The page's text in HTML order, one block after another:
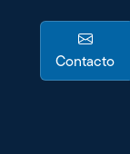
Contacto